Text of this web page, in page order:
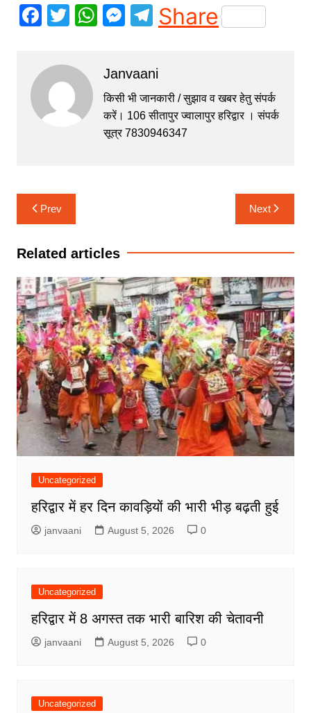
F
c
e
b
o
T
itt
er
W
s
A
p
p
M
s
e
n
T
el
gr
a
m
Share
Janvaani
किसी भी जानकारी / सुझाव व खबर हेतु संपर्क
करें। 106 सीतापुर ज्वालापुर हरिद्वार । संपर्क
सूत्र 7830946347
Post
navigation
Prev Next
Related articles
Uncategorized
हरिद्वार में हर दिन कावड़ियों की भारी भीड़ बढ़ती हुई
janvaani August 5, 2026 0
Uncategorized
हरिद्वार में 8 अगस्त तक भारी बारिश की चेतावनी
janvaani August 5, 2026 0
Uncategorized